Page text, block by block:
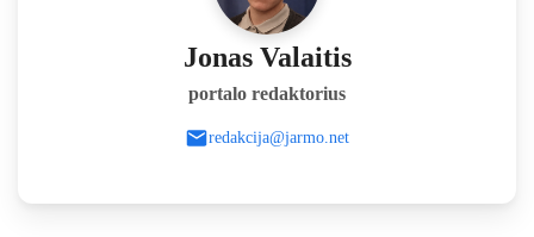
Jonas Valaitis
portalo redaktorius
redakcija@jarmo.net